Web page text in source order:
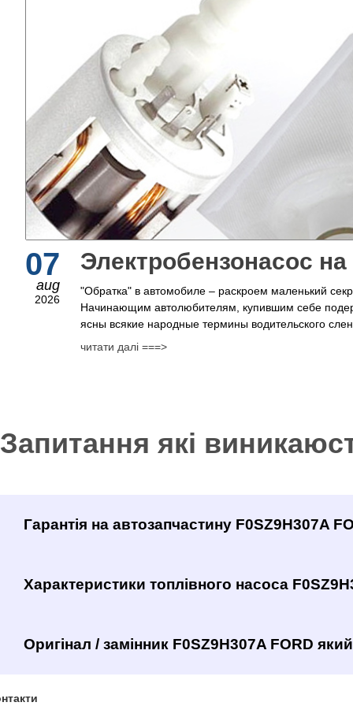
07
aug
2026
Электробензонасос
"Обратка" в автомобиле – раскроем маленький
Начинающим автолюбителям, купившим себе
ясны всякие народные термины водительского
читати далі ===>
Запитання які
Гарантія на автозапчастину F0SZ9H307A
Характеристики топлівного насоса
Оригінал / замінник F0SZ9H307A FORD